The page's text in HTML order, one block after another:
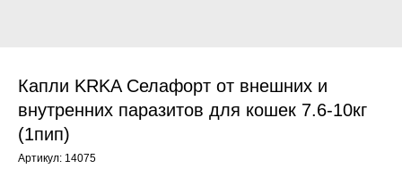
Лечение кроликов
Капли KRKA Селафорт от внешних и
внутренних паразитов для кошек 7.6-10кг
(1пип)
Артикул: 14075